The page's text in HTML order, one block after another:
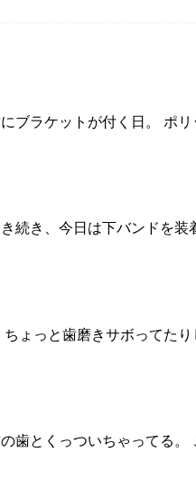
ブラケットが付く日。 ポ
続き、今日は下バンドを
ちょっと歯磨きサボってた
の歯とくっついちゃってる